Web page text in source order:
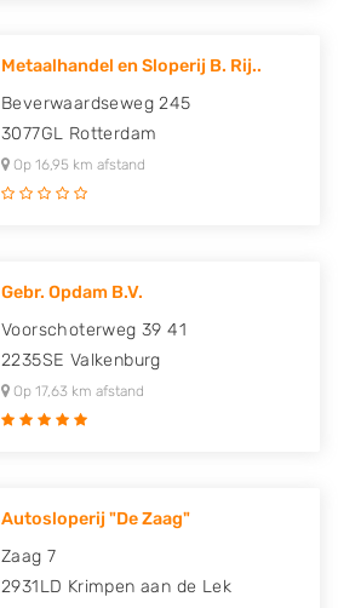
Metaalhandel en Sloperij B. Rij..
Beverwaardseweg 245
3077GL Rotterdam
Op 16,95 km afstand
Gebr. Opdam B.V.
Voorschoterweg 39 41
2235SE Valkenburg
Op 17,63 km afstand
Autosloperij "De Zaag"
Zaag 7
2931LD Krimpen aan de Lek